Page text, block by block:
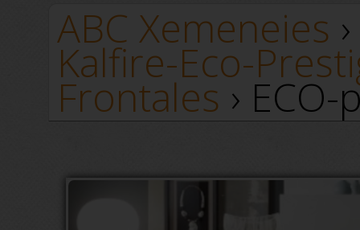
ABC Xemeneies ›
Kalfire-Eco-
Frontales ›